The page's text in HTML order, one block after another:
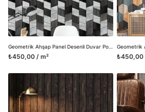
Geometrik Ahşap Panel Desenli Duvar Posteri, Modern Duvar Kağıdı, 3D Duvar Kağıdı
₺450,00 / m² ₺450,00